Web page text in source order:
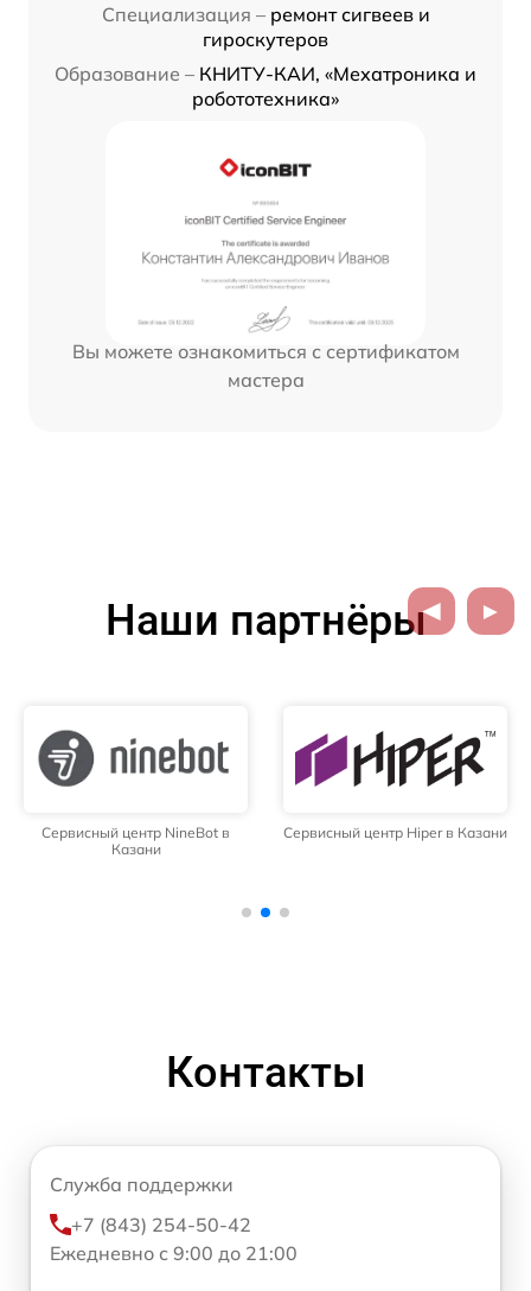
Специализация – ремонт сигвеев и
гироскутеров
Образование – КНИТУ-КАИ, «Мехатроника и
робототехника»
Вы можете ознакомиться с сертификатом
мастера
Наши партнёры
Сервисный центр NineBot в
Казани
Сервисный центр Hiper в Казани
Контакты
Служба поддержки
+7 (843) 254-50-42
Ежедневно с 9:00 до 21:00